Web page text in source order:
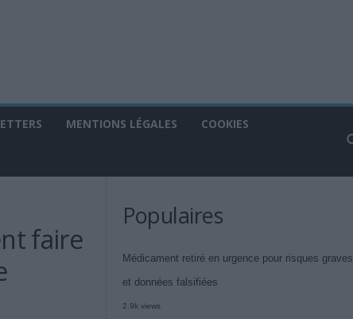
MENTIONS LÉGALES COOKIES
faire
Populaires
Médicament retiré en urgence pour risques graves
et données falsifiées
2.9k views